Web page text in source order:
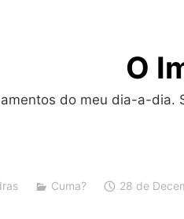
O
do meu dia-a-dia.
Cuma? 28 de